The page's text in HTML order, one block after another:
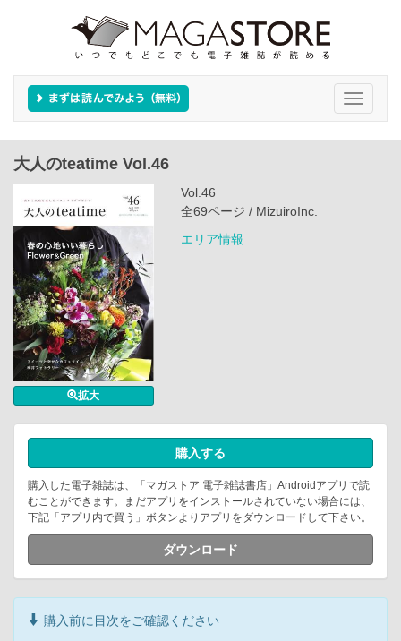
Toggle
大人のteatime Vol.46
拡大
Vol.46
全69ページ / MizuiroInc.
エリア情報
購入する
購入した電子雑誌は、「マガストア 電子雑誌書店」Androidアプリで読
むことができます。まだアプリをインストールされていない場合には、
下記「アプリ内で買う」ボタンよりアプリをダウンロードして下さい。
ダウンロード
購入前に目次をご確認ください